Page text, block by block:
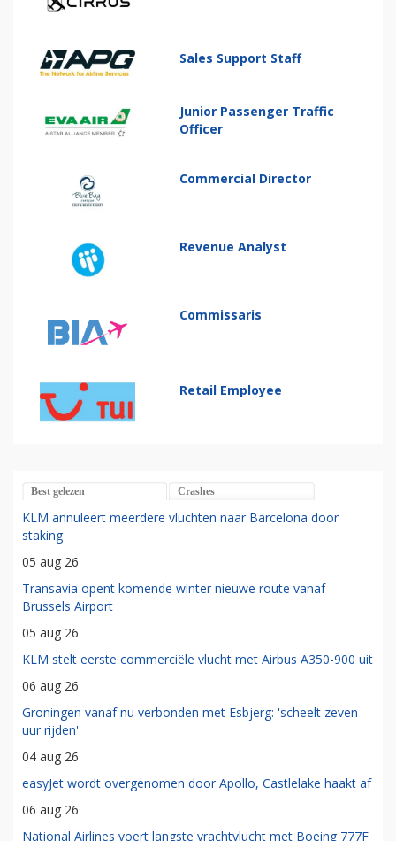
Sales Support Staff
Junior Passenger Traffic
Officer
Commercial Director
Revenue Analyst
Commissaris
Retail Employee
Best gelezen Crashes
KLM annuleert meerdere vluchten naar Barcelona door
staking
05 aug 26
Transavia opent komende winter nieuwe route vanaf
Brussels Airport
05 aug 26
KLM stelt eerste commerciële vlucht met Airbus A350-900 uit
06 aug 26
Groningen vanaf nu verbonden met Esbjerg: 'scheelt zeven
uur rijden'
04 aug 26
easyJet wordt overgenomen door Apollo, Castlelake haakt af
06 aug 26
National Airlines voert langste vrachtvlucht met Boeing 777F